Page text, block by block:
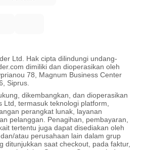
Ltd. Hak cipta dilindungi undang-
dimiliki dan dioperasikan oleh
78, Magnum Business Center
Siprus.
dikembangkan, dan dioperasikan
Ltd, termasuk teknologi platform,
perangkat lunak, layanan
pelanggan. Penagihan, pembayaran,
tertentu juga dapat disediakan oleh
atau perusahaan lain dalam grup
ditunjukkan saat checkout, pada faktur,